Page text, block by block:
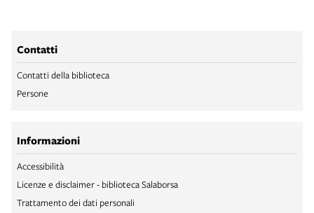
Contatti
Contatti della biblioteca
Persone
Informazioni
Accessibilità
Licenze e disclaimer - biblioteca Salaborsa
Trattamento dei dati personali